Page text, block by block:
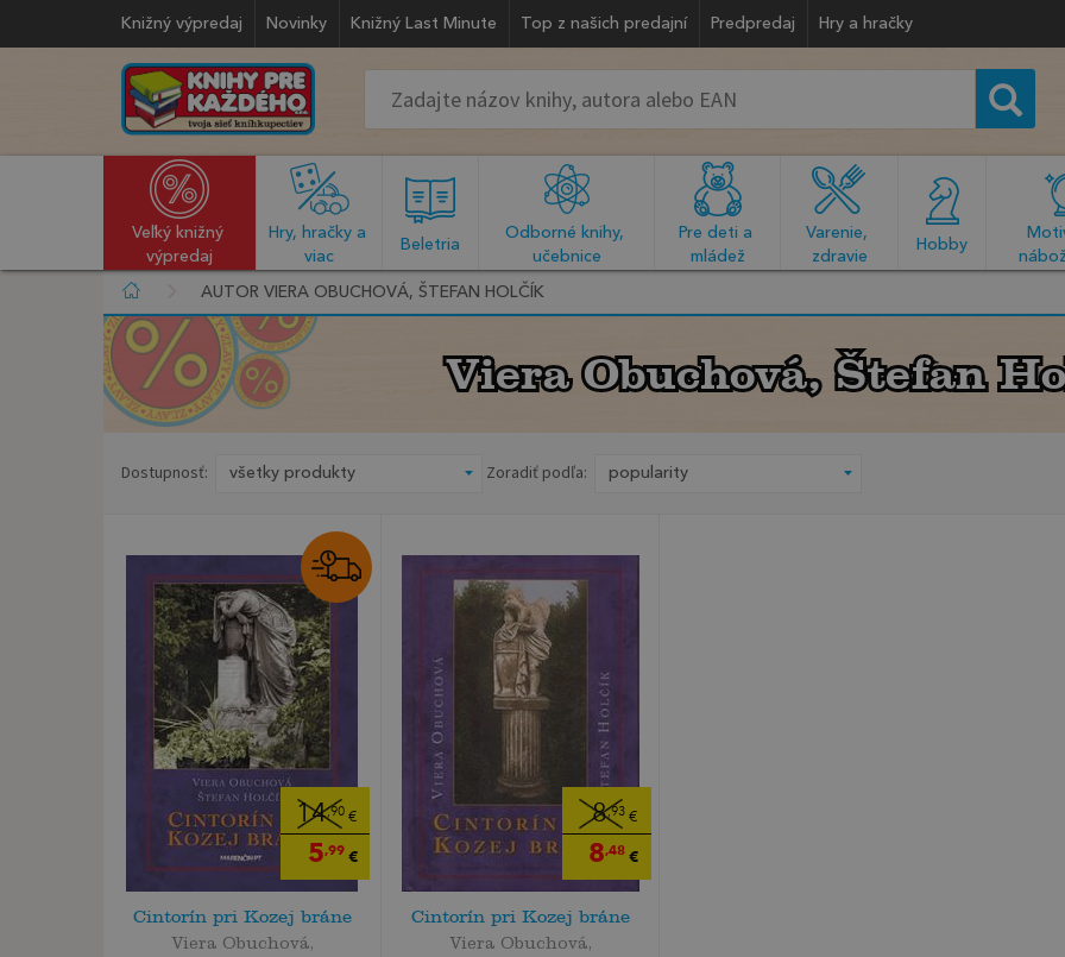
Knižný výpredaj Novinky Knižný Last Minute Top z našich predajní Predpredaj Hry a hračky
Veľký knižný
výpredaj
Hry, hračky a
viac
Beletria
Odborné knihy,
učebnice
Pre deti a
mládež
Varenie,
zdravie
Hobby
AUTOR VIERA OBUCHOVÁ, ŠTEFAN HOLČÍK
Viera Obuchová, Štefan
Viera Obuchová, Štefan
Dostupnosť: Zoradiť podľa:
14,90€
5,99€
Cintorín pri Kozej bráne
Viera Obuchová,
8,93 €
8,48 €
Cintorín pri Kozej bráne
Viera Obuchová,